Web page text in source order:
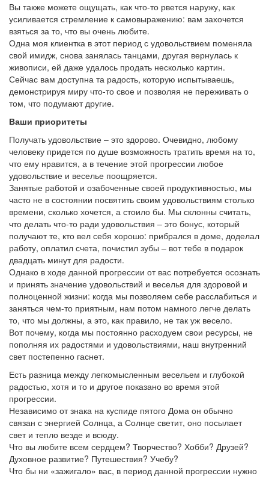
Вы также можете ощущать, как что-то рвется наружу, как
усиливается стремление к самовыражению: вам захочется
взяться за то, что вы очень любите.
Одна моя клиентка в этот период с удовольствием поменяла
свой имидж, снова занялась танцами, другая вернулась к
живописи, ей даже удалось продать несколько картин.
Сейчас вам доступна та радость, которую испытываешь,
демонстрируя миру что-то свое и позволяя не переживать о
том, что подумают другие.
Ваши приоритеты
Получать удовольствие – это здорово. Очевидно, любому
человеку придется по душе возможность тратить время на то,
что ему нравится, а в течение этой прогрессии любое
удовольствие и веселье поощряется.
Занятые работой и озабоченные своей продуктивностью, мы
часто не в состоянии посвятить своим удовольствиям столько
времени, сколько хочется, а стоило бы. Мы склонны считать,
что делать что-то ради удовольствия – это бонус, который
получают те, кто вел себя хорошо: прибрался в доме, доделал
работу, оплатил счета, почистил зубы – вот тебе в подарок
двадцать минут для радости.
Однако в ходе данной прогрессии от вас потребуется осознать
и принять значение удовольствий и веселья для здоровой и
полноценной жизни: когда мы позволяем себе расслабиться и
заняться чем-то приятным, нам потом намного легче делать
то, что мы должны, а это, как правило, не так уж весело.
Вот почему, когда мы постоянно расходуем свои ресурсы, не
пополняя их радостями и удовольствиями, наш внутренний
свет постепенно гаснет.
Есть разница между легкомысленным весельем и глубокой
радостью, хотя и то и другое показано во время этой
прогрессии.
Независимо от знака на куспиде пятого Дома он обычно
связан с энергией Солнца, а Солнце светит, оно посылает
свет и тепло везде и всюду.
Что вы любите всем сердцем? Творчество? Хобби? Друзей?
Духовное развитие? Путешествия? Учебу?
Что бы ни «зажигало» вас, в период данной прогрессии нужно